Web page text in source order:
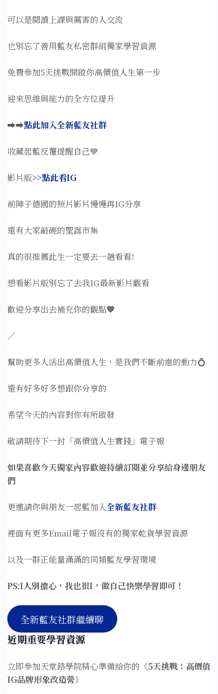
可以是閱讀上課與厲害的人交流
也別忘了善用藍友私密群組獨家學習資源
免費參加5天挑戰開啟你高價值人生第一步
迎來思維與能力的全方位提升
➡️➡️點此加入全新藍友社群
收藏起藍反覆提醒自己💙
影片版>>點此看IG
前陣子德國的照片影片慢慢再IG分享
還有大家敲碗的聖誕市集
真的很推薦此生一定要去一趟看看!
想看影片版別忘了去我IG最新影片觀看
歡迎分享出去補充你的觀點💙
／
幫助更多人活出高價值人生，是我們不斷前進的動力💍
還有好多好多想跟你分享的
希望今天的內容對你有所啟發
敬請期待下一封「高價值人生實踐」電子報
如果喜歡今天獨家內容歡迎持續訂閱並分享給身邊朋友
們
更邀請你與朋友一起藍加入全新藍友社群
裡面有更多Email電子報沒有的獨家乾貨學習資源
以及一群正能量滿滿的同頻藍友學習環境
PS:I人別擔心，我也很I，做自己快樂學習即可！
全新藍友社群繼續聊
近期重要學習資源
立即參加天堂路學院精心準備給你的 《5天挑戰：高價值
IG品牌形象改造營》